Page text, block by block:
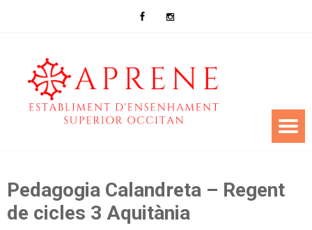
Pedagogia Calandreta – Regent
de cicles 3 Aquitània